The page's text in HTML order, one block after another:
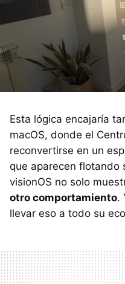
Esta lógica encajaría
macOS, donde el
reconvertirse en un
que aparecen flotando
visionOS no solo
otro comportamiento.
llevar eso a todo su